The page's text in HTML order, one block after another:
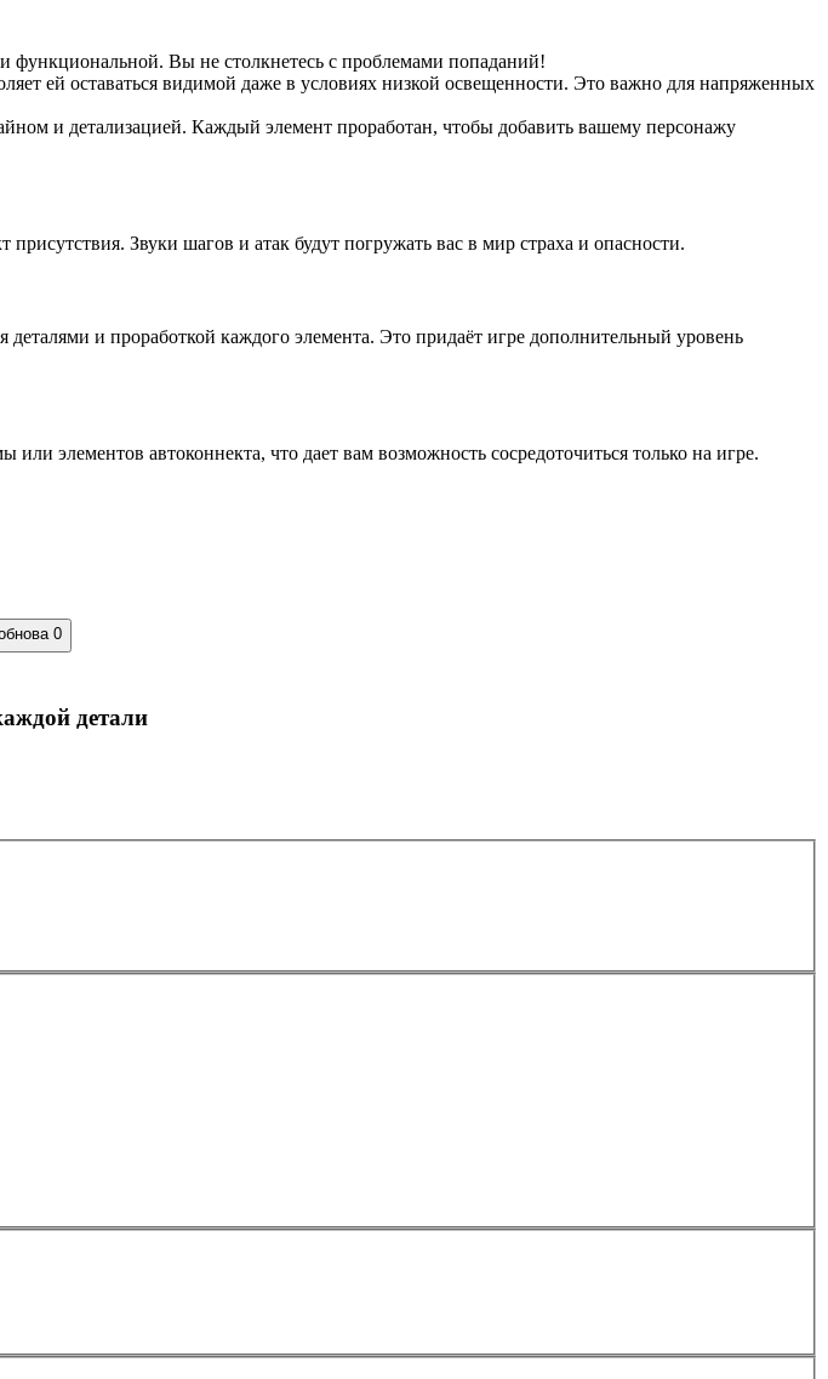
функциональной. Вы не столкнетесь с проблемами попаданий!
ей оставаться видимой даже в условиях низкой освещенности. Это важно для напряженных
и детализацией. Каждый элемент проработан, чтобы добавить вашему персонажу
Звуки шагов и атак будут погружать вас в мир страха и опасности.
и проработкой каждого элемента. Это придаёт игре дополнительный уровень
элементов автоконнекта, что дает вам возможность сосредоточиться только на игре.
0
детали